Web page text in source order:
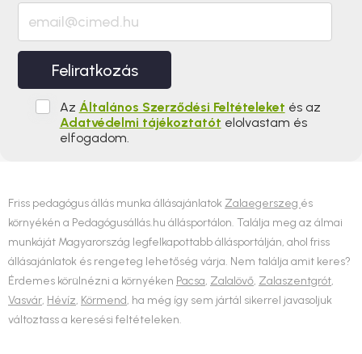
Feliratkozás
Az Általános Szerződési Feltételeket és az
Adatvédelmi tájékoztatót elolvastam és
elfogadom.
Friss pedagógus állás munka állásajánlatok Zalaegerszeg és
környékén a Pedagógusállás.hu állásportálon. Találja meg az álmai
munkáját Magyarország legfelkapottabb állásportálján, ahol friss
állásajánlatok és rengeteg lehetőség várja. Nem találja amit keres?
Érdemes körülnézni a környéken Pacsa, Zalalövő, Zalaszentgrót,
Vasvár, Hévíz, Körmend, ha még így sem jártál sikerrel javasoljuk
változtass a keresési feltételeken.